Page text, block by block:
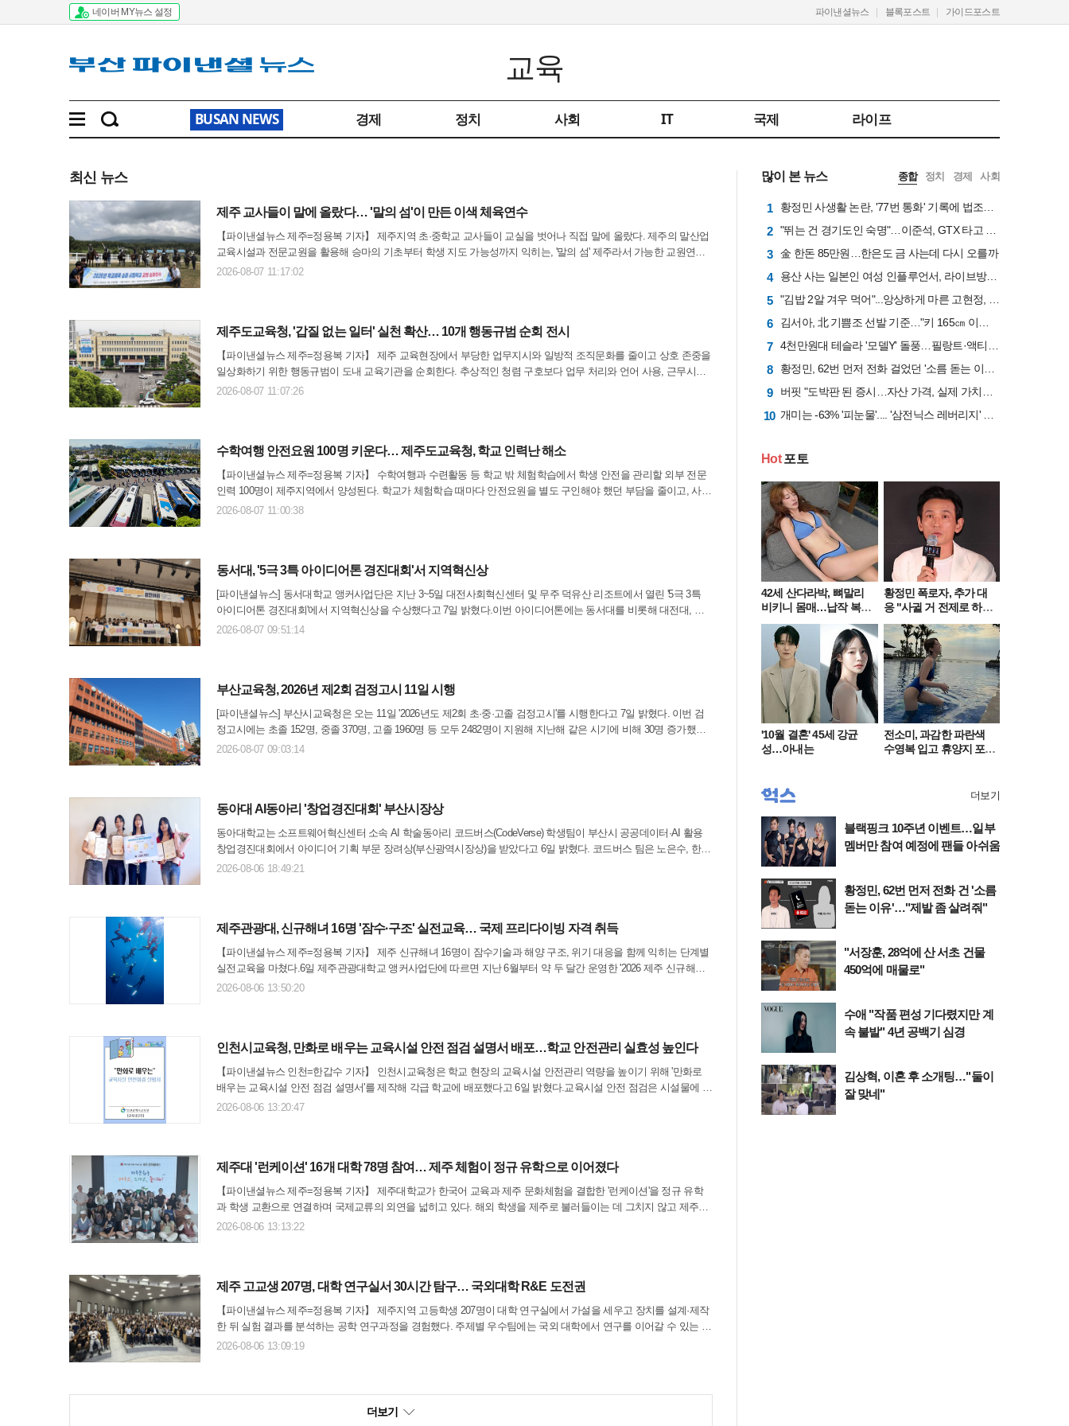
네이버 MY뉴스 설정 파이낸셜뉴스 블록포스트 가이드포스트
교육
BUSAN NEWS 경제 정치 사회 IT 국제 라이프
최신 뉴스
제주 교사들이 말에 올랐다… '말의 섬'이 만든 이색 체육연수
【파이낸셜뉴스 제주=정용복 기자】 제주지역 초·중학교 교사들이 교실을 벗어나 직접 말에 올랐다. 제주의 말산업
교육시설과 전문교원을 활용해 승마의 기초부터 학생 지도 가능성까지 익히는, '말의 섬' 제주라서 가능한 교원연수
다.7일 서귀포산업과학고등학교에 따르면 지난 7월 27일부터 이달 5일까지 학교 교육마장에서 제주특별자치도교육
2026-08-07 11:17:02
제주도교육청, '갑질 없는 일터' 실천 확산… 10개 행동규범 순회 전시
【파이낸셜뉴스 제주=정용복 기자】 제주 교육현장에서 부당한 업무지시와 일방적 조직문화를 줄이고 상호 존중을
일상화하기 위한 행동규범이 도내 교육기관을 순회한다. 추상적인 청렴 구호보다 업무 처리와 언어 사용, 근무시간
밖 지시 등 구성원이 바로 실천할 수 있는 기준을 제시한 점이 특징이다.7일 제주특별자치도교육청에 따르면 지난 4
2026-08-07 11:07:26
수학여행 안전요원 100명 키운다… 제주도교육청, 학교 인력난 해소
【파이낸셜뉴스 제주=정용복 기자】 수학여행과 수련활동 등 학교 밖 체험학습에서 학생 안전을 관리할 외부 전문
인력 100명이 제주지역에서 양성된다. 학교가 체험학습 때마다 안전요원을 별도 구인해야 했던 부담을 줄이고, 사고
발생 초기 현장 대응력을 높이기 위한 인력풀 구축 사업이다.7일 제주특별자치도교육청에 따르면 이달부터 오는 11
2026-08-07 11:00:38
동서대, '5극 3특 아이디어톤 경진대회'서 지역혁신상
[파이낸셜뉴스] 동서대학교 앵커사업단은 지난 3~5일 대전사회혁신센터 및 무주 덕유산 리조트에서 열린 '5극 3특
아이디어톤 경진대회'에서 지역혁신상을 수상했다고 7일 밝혔다.이번 아이디어톤에는 동서대를 비롯해 대전대, 계
명대, 경남대, 동국대, 배재대, 우송대, 충남대, 국립한국해양대 등 전국 9개 대학에서 선발된 14개팀, 총 60명의 재학
2026-08-07 09:51:14
부산교육청, 2026년 제2회 검정고시 11일 시행
[파이낸셜뉴스] 부산시교육청은 오는 11일 '2026년도 제2회 초·중·고졸 검정고시'를 시행한다고 7일 밝혔다. 이번 검
정고시에는 초졸 152명, 중졸 370명, 고졸 1960명 등 모두 2482명이 지원해 지난해 같은 시기에 비해 30명 증가했다.
시험은 초졸의 경우 연일중 1곳, 중졸은 동래중 1곳, 고졸은 다선중, 명진중, 초읍중, 해강중 등 4곳의 고사장에서 각
2026-08-07 09:03:14
동아대 AI동아리 '창업경진대회' 부산시장상
동아대학교는 소프트웨어혁신센터 소속 AI 학술동아리 코드버스(CodeVerse) 학생팀이 부산시 공공데이터·AI 활용
창업경진대회에서 아이디어 기획 부문 장려상(부산광역시장상)을 받았다고 6일 밝혔다. 코드버스 팀은 노은수, 한지
수, 박정빈, 이승아 학생으로 구성된 팀이다. 이들은 개인 맞춤형 러닝 코스 정보가 부족해 발생하는 실생활 문제를
2026-08-06 18:49:21
제주관광대, 신규해녀 16명 '잠수·구조' 실전교육… 국제 프리다이빙 자격 취득
【파이낸셜뉴스 제주=정용복 기자】 제주 신규해녀 16명이 잠수기술과 해양 구조, 위기 대응을 함께 익히는 단계별
실전교육을 마쳤다.6일 제주관광대학교 앵커사업단에 따르면 지난 6월부터 약 두 달간 운영한 '2026 제주 신규해녀
심화교육 지원 프로그램'에 참여한 교육생 16명이 모든 과정을 수료했다.이번 프로그램은 제주 해녀문화의 지속 가
2026-08-06 13:50:20
인천시교육청, 만화로 배우는 교육시설 안전 점검 설명서 배포…학교 안전관리 실효성 높인다
【파이낸셜뉴스 인천=한갑수 기자】 인천시교육청은 학교 현장의 교육시설 안전관리 역량을 높이기 위해 '만화로
배우는 교육시설 안전 점검 설명서'를 제작해 각급 학교에 배포했다고 6일 밝혔다.교육시설 안전 점검은 시설물에 내
재된 위험 요소를 사전에 발견해 안전사고를 예방하고 시설물의 성능과 수명을 유지하기 위한 필수 업무다. 그러나
2026-08-06 13:20:47
제주대 '런케이션' 16개 대학 78명 참여… 제주 체험이 정규 유학으로 이어졌다
【파이낸셜뉴스 제주=정용복 기자】 제주대학교가 한국어 교육과 제주 문화체험을 결합한 '런케이션'을 정규 유학
과 학생 교환으로 연결하며 국제교류의 외연을 넓히고 있다. 해외 학생을 제주로 불러들이는 데 그치지 않고 제주대
학생의 국외 파견까지 확대해 수용과 파견이 함께 이뤄지는 교류 체계를 구축하는 데 초점이 맞춰졌다.6일 제주대학
2026-08-06 13:13:22
제주 고교생 207명, 대학 연구실서 30시간 탐구… 국외대학 R&E 도전권
【파이낸셜뉴스 제주=정용복 기자】 제주지역 고등학생 207명이 대학 연구실에서 가설을 세우고 장치를 설계·제작
한 뒤 실험 결과를 분석하는 공학 연구과정을 경험했다. 주제별 우수팀에는 국외 대학에서 연구를 이어갈 수 있는 후
속 프로그램 신청 자격도 주어진다.6일 제주대학교에 따르면 제주특별자치도교육청이 주최하고 제주대 공과대학이
2026-08-06 13:09:19
더보기
많이 본 뉴스 종합 정치 경제 사회
1
2
3 金 한돈 85만원…한은도 금 사는데 다시 오를까
4 용산 사는 일본인 여성 인플루언서, 라이브방송 도중 사망
5
6
7
8
9
10
Hot포토
42세 산다라박, 뼈말리
비키니 몸매…납작 복부
에 깜짝
황정민 폭로자, 추가 대
응 "사귈 거 전제로 하
고…"
'10월 결혼' 45세 강균
성…아내는
전소미, 과감한 파란색
수영복 입고 휴양지 포
블랙핑크 10주년 이벤트…일부
멤버만 참여 예정에 팬들 아쉬움
황정민, 62번 먼저 전화 건 '소름
돋는 이유'…"제발 좀 살려줘"
"서장훈, 28억에 산 서초 건물
450억에 매물로"
수애 "작품 편성 기다렸지만 계
속 불발" 4년 공백기 심경
김상혁, 이혼 후 소개팅…"둘이
잘 맞네"
더보기